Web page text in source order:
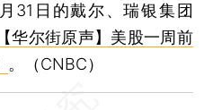
恒大宣布复牌
价 电池市场挑战宁德时代
始访华行程
31日的戴尔、瑞银集团
华尔街原声】美股一周前
。（CNBC）